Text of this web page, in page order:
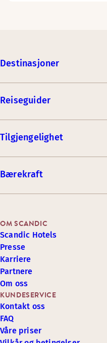
Destinasjoner
Reiseguider
Tilgjengelighet
Bærekraft
KUNDESERVICE
Kontakt oss
FAQ
Våre priser
OM SCANDIC
Scandic Hotels
Presse
Karriere
Partnere
Om oss